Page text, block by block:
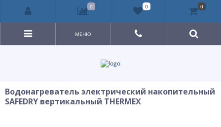
МЕНЮ
Водонагреватель электрический накопительный
SAFEDRY вертикальный THERMEX
0 0 0